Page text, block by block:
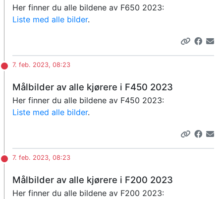
Her finner du alle bildene av F650 2023:
Liste med alle bilder.
7. feb. 2023, 08:23
Målbilder av alle kjørere i F450 2023
Her finner du alle bildene av F450 2023:
Liste med alle bilder.
7. feb. 2023, 08:23
Målbilder av alle kjørere i F200 2023
Her finner du alle bildene av F200 2023: